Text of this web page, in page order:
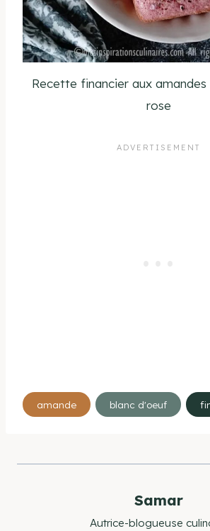
Recette financier aux
rose
Étiquettes
de
publication :
amande blanc d'oeuf
Samar
Autrice-blogueuse